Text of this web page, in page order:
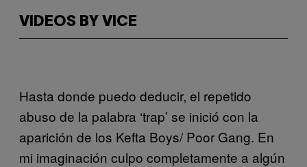
VIDEOS BY VICE
Hasta donde puedo deducir, el repetido
abuso de la palabra ‘trap’ se inició con la
aparición de los Kefta Boys/ Poor Gang. En
mi imaginación culpo completamente a algún